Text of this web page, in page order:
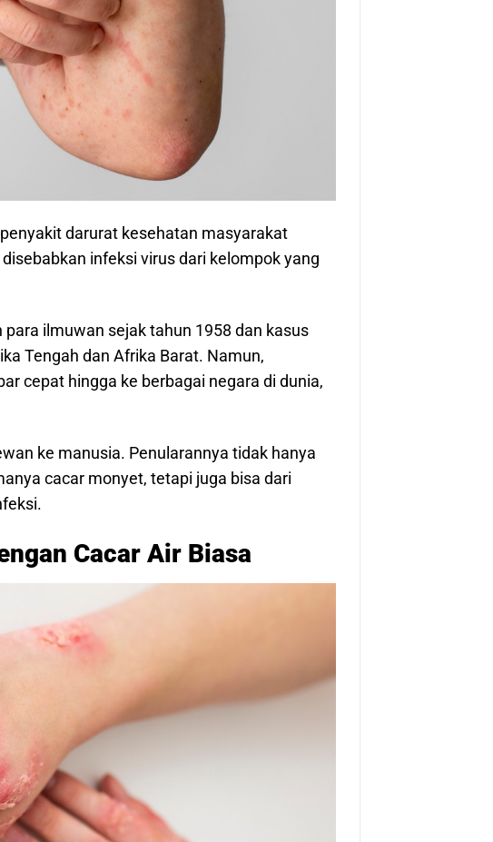
darurat kesehatan masyarakat
infeksi virus dari kelompok yang
ilmuwan sejak tahun 1958 dan kasus
Tengah dan Afrika Barat. Namun,
cepat hingga ke berbagai negara di dunia,
ke manusia. Penularannya tidak hanya
cacar monyet, tetapi juga bisa dari
Cacar Air Biasa